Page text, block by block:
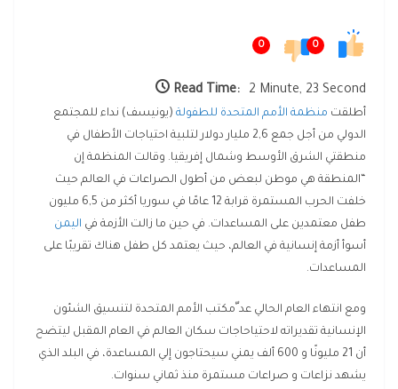
0
0
Read Time: 2 Minute, 23 Second
أطلقت منظمة الأمم المتحدة للطفولة (يونيسف) نداء للمجتمع
الدولي من أجل جمع 2,6 مليار دولار لتلبية احتياجات الأطفال في
منطقتي الشرق الأوسط وشمال إفريقيا. وقالت المنظمة إن
“المنطقة هي موطن لبعض من أطول الصراعات في العالم حيث
خلفت الحرب المستمرة قرابة 12 عامًا في سوريا أكثر من 6,5 مليون
طفل معتمدين على المساعدات. في حين ما زالت الأزمة في اليمن
أسوأ أزمة إنسانية في العالم، حيث يعتمد كل طفل هناك تقريبًا على
المساعدات.
ومع انتهاء العام الحالي عد ّمكتب الأمم المتحدة لتنسيق الشئون
الإنسانية تقديراته لاحتياحاجات سكان العالم في العام المقبل ليتضح
أن 21 مليونًا و 600 ألف يمني سيحتاجون إلي المساعدة، في البلد الذي
يشهد نزاعات و صراعات مستمرة منذ ثماني سنوات.